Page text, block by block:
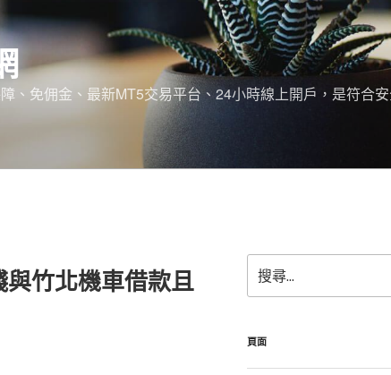
、免佣金、最新MT5交易平台、24小時線上開戶，是符合
竹北機車借款且
尋
關
字:
頁面